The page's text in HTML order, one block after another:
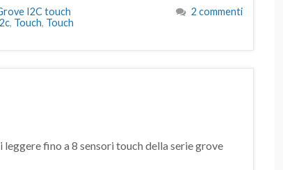
I2C touch
, Touch, Touch
2 commenti
leggere fino a 8 sensori touch della serie grove